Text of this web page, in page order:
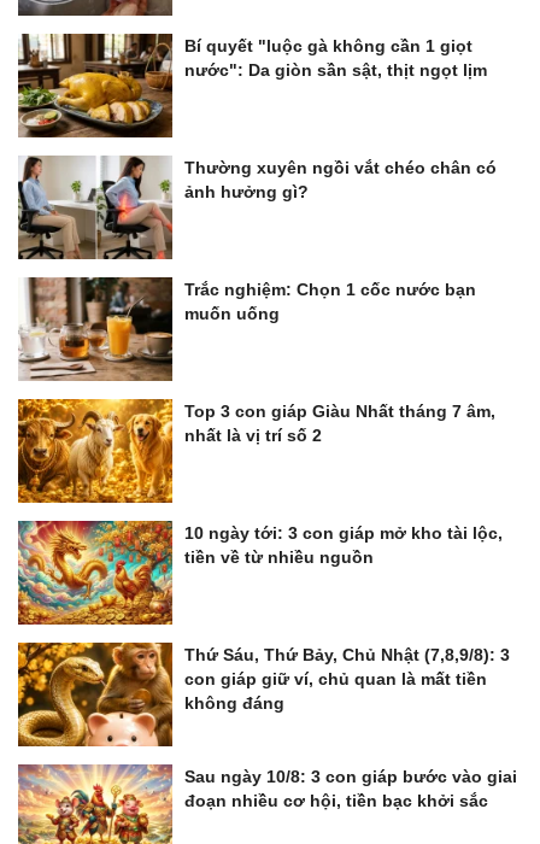
Bí quyết "luộc gà không cần 1 giọt
nước": Da giòn sần sật, thịt ngọt lịm
Thường xuyên ngồi vắt chéo chân có
ảnh hưởng gì?
Trắc nghiệm: Chọn 1 cốc nước bạn
muốn uống
Top 3 con giáp Giàu Nhất tháng 7 âm,
nhất là vị trí số 2
10 ngày tới: 3 con giáp mở kho tài lộc,
tiền về từ nhiều nguồn
Thứ Sáu, Thứ Bảy, Chủ Nhật (7,8,9/8): 3
con giáp giữ ví, chủ quan là mất tiền
không đáng
Sau ngày 10/8: 3 con giáp bước vào giai
đoạn nhiều cơ hội, tiền bạc khởi sắc